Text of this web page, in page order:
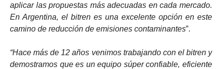
aplicar las propuestas más adecuadas en cada mercado.
En Argentina, el bitren es una excelente opción en este
camino de reducción de emisiones contaminantes”.
“Hace más de 12 años venimos trabajando con el bitren y
demostramos que es un equipo súper confiable, eficiente